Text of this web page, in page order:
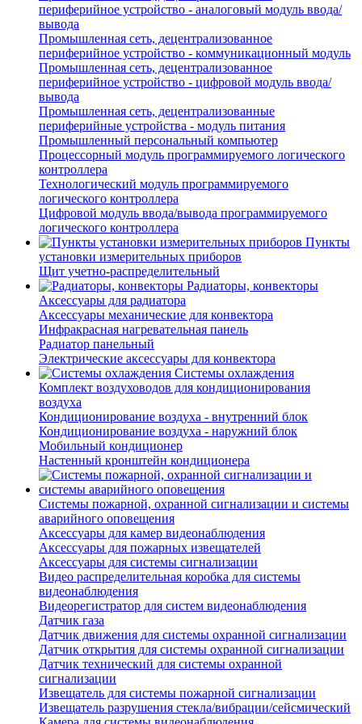
периферийное устройство - аналоговый модуль ввода/
вывода
Промышленная сеть, децентрализованное
периферийное устройство - коммуникационный модуль
Промышленная сеть, децентрализованное
периферийное устройство - цифровой модуль ввода/
вывода
Промышленная сеть, децентрализованные
периферийные устройства - модуль питания
Промышленный персональный компьютер
Процессорный модуль программируемого логического
контроллера
Технологический модуль программируемого
логического контроллера
Цифровой модуль ввода/вывода программируемого
логического контроллера
Пункты
установки измерительных приборов
Щит учетно-распределительный
Радиаторы, конвекторы
Аксессуары для радиатора
Аксессуары механические для конвектора
Инфракрасная нагревательная панель
Радиатор панельный
Электрические аксессуары для конвектора
Системы охлаждения
Комплект воздуховодов для кондиционирования
воздуха
Кондиционирование воздуха - внутренний блок
Кондиционирование воздуха - наружний блок
Мобильный кондиционер
Настенный кронштейн кондиционера
Системы пожарной, охранной сигнализации и системы
аварийного оповещения
Аксессуары для камер видеонаблюдения
Аксессуары для пожарных извещателей
Аксессуары для системы сигнализации
Видео распределительная коробка для системы
видеонаблюдения
Видеорегистратор для систем видеонаблюдения
Датчик газа
Датчик движения для системы охранной сигнализации
Датчик открытия для системы охранной сигнализации
Датчик технический для системы охранной
сигнализации
Извещатель для системы пожарной сигнализации
Извещатель разрушения стекла/вибрации/сейсмический